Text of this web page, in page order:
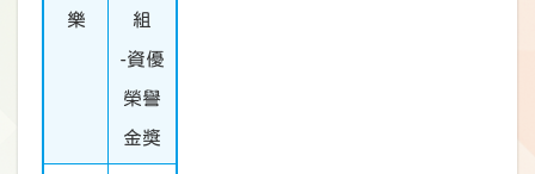
樂 組
-資優
榮譽
金獎